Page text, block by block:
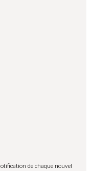
de chaque nouvel